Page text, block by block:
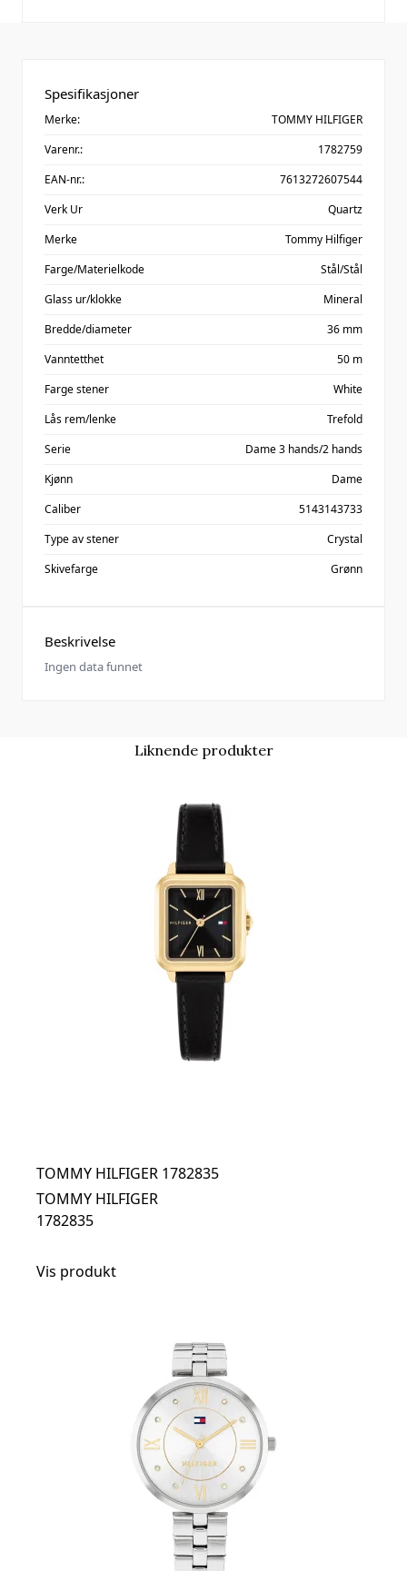
Beskrivelse
Ingen data funnet
Spesifikasjoner
Merke:
TOMMY HILFIGER
Varenr.:
1782759
EAN-nr.:
7613272607544
Verk Ur
Quartz
Merke
Tommy Hilfiger
Farge/Materielkode
Stål/Stål
Glass ur/klokke
Mineral
Bredde/diameter
36 mm
Vanntetthet
50 m
Farge stener
White
Lås rem/lenke
Trefold
Serie
Dame 3 hands/2 hands
Kjønn
Dame
Caliber
5143143733
Type av stener
Crystal
Skivefarge
Grønn
Liknende produkter
TOMMY HILFIGER 1782835
TOMMY HILFIGER
1782835
Vis produkt